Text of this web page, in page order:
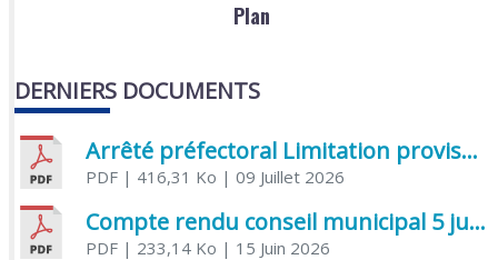
Plan
DERNIERS DOCUMENTS
Arrêté préfectoral Limitation provisoire des usages de l’eau
PDF| 416,31 Ko | 09 Juillet 2026
Compte rendu conseil municipal 5 juin 2026 sénatoriale
PDF| 233,14 Ko | 15 Juin 2026